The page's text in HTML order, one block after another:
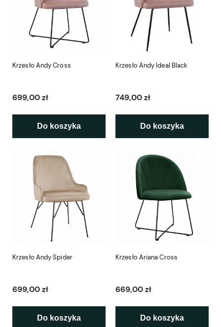
Krzesło Andy Cross
699,00 zł
Do koszyka
Krzesło Andy Ideal Black
749,00 zł
Do koszyka
Krzesło Andy Spider
699,00 zł
Do koszyka
Krzesło Ariana Cross
669,00 zł
Do koszyka